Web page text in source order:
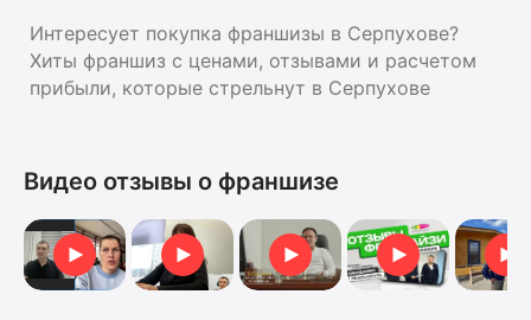
Интересует покупка франшизы в Серпухове?
Хиты франшиз с ценами, отзывами и расчетом
прибыли, которые стрельнут в Серпухове
Видео отзывы о франшизе
Видеоотзыв от АнныВидеоотзыв от Анны
Отзыв о франшизе
Видеоотзыв
Отзыв